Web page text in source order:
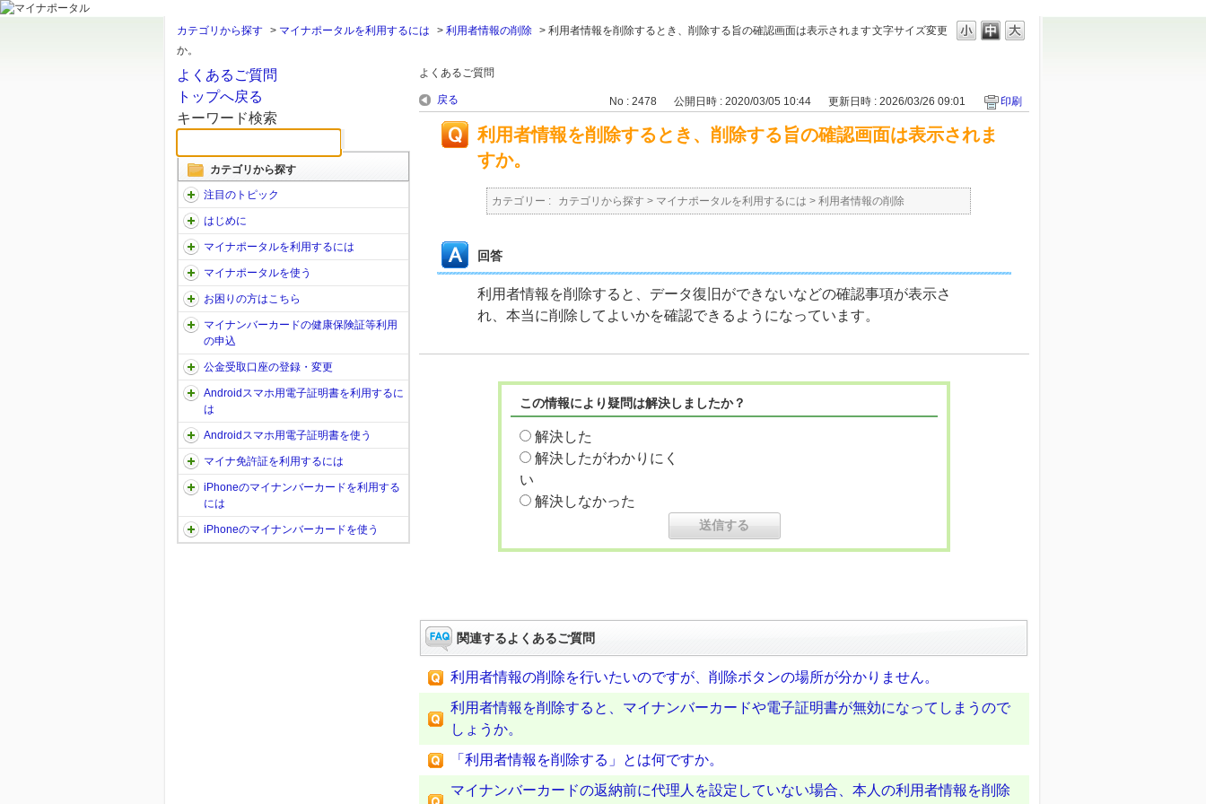
文字サイズ変更
カテゴリから探す > マイナポータルを利用するには > 利用者情報の削除 > 利用者情報を削除するとき、削除する旨の確認画面は表示されます
か。
よくあるご質問
トップへ戻る
キーワード検索
カテゴリから探す
注目のトピック
はじめに
マイナポータルを利用するには
マイナポータルを使う
お困りの方はこちら
マイナンバーカードの健康保険証等利用
の申込
公金受取口座の登録・変更
Androidスマホ用電子証明書を利用するに
は
Androidスマホ用電子証明書を使う
マイナ免許証を利用するには
iPhoneのマイナンバーカードを利用する
には
iPhoneのマイナンバーカードを使う
よくあるご質問
戻る No : 2478 公開日時 : 2020/03/05 10:44 更新日時 : 2026/03/26 09:01 印刷
利用者情報を削除するとき、削除する旨の確認画面は表示されま
すか。
カテゴリー : カテゴリから探す > マイナポータルを利用するには > 利用者情報の削除
回答
利用者情報を削除すると、データ復旧ができないなどの確認事項が表示さ
れ、本当に削除してよいかを確認できるようになっています。
この情報により疑問は解決しましたか？
解決した
解決したがわかりにく
い
解決しなかった
関連するよくあるご質問
利用者情報の削除を行いたいのですが、削除ボタンの場所が分かりません。
利用者情報を削除すると、マイナンバーカードや電子証明書が無効になってしまうので
しょうか。
「利用者情報を削除する」とは何ですか。
マイナンバーカードの返納前に代理人を設定していない場合、本人の利用者情報を削除